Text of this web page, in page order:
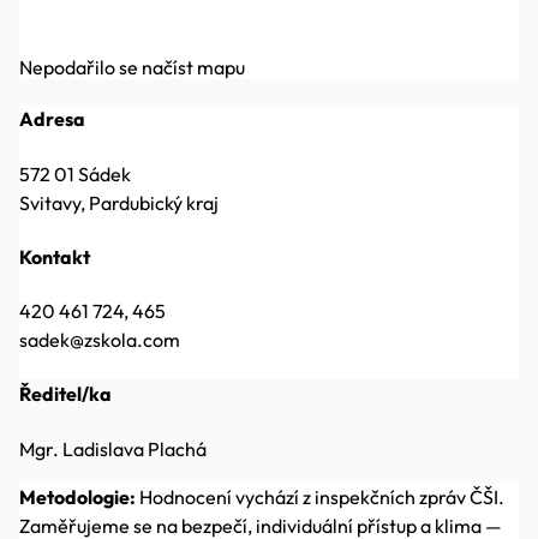
Nepodařilo se načíst mapu
Adresa
572 01 Sádek
Svitavy, Pardubický kraj
Kontakt
420 461 724, 465
sadek@zskola.com
Ředitel/ka
Mgr. Ladislava Plachá
Metodologie: Hodnocení vychází z inspekčních zpráv ČŠI.
Zaměřujeme se na bezpečí, individuální přístup a klima —